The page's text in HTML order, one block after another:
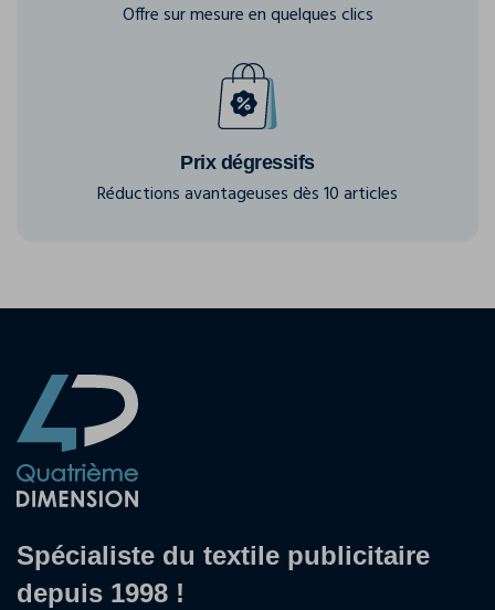
Offre sur mesure en quelques clics
Prix dégressifs
Réductions avantageuses dès 10 articles
Spécialiste du textile publicitaire
depuis 1998 !